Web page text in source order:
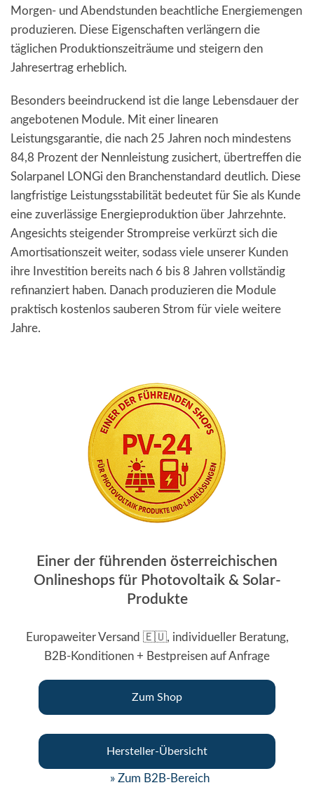
Morgen- und Abendstunden beachtliche Energiemengen
produzieren. Diese Eigenschaften verlängern die
täglichen Produktionszeiträume und steigern den
Jahresertrag erheblich.
Besonders beeindruckend ist die lange Lebensdauer der
angebotenen Module. Mit einer linearen
Leistungsgarantie, die nach 25 Jahren noch mindestens
84,8 Prozent der Nennleistung zusichert, übertreffen die
Solarpanel LONGi den Branchenstandard deutlich. Diese
langfristige Leistungsstabilität bedeutet für Sie als Kunde
eine zuverlässige Energieproduktion über Jahrzehnte.
Angesichts steigender Strompreise verkürzt sich die
Amortisationszeit weiter, sodass viele unserer Kunden
ihre Investition bereits nach 6 bis 8 Jahren vollständig
refinanziert haben. Danach produzieren die Module
praktisch kostenlos sauberen Strom für viele weitere
Jahre.
Einer der führenden österreichischen
Onlineshops für Photovoltaik & Solar-
Produkte
Europaweiter Versand 🇪🇺, individueller Beratung,
B2B-Konditionen + Bestpreisen auf Anfrage
Zum Shop
Hersteller-Übersicht
» Zum B2B-Bereich